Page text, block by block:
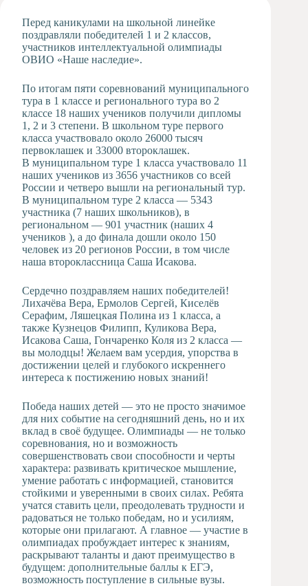
студия
Музыкальное
отделение
Служба
Тьюторская
служба
Перед каникулами на школьной линейке
поздравляли победителей 1 и 2 классов,
участников интеллектуальной олимпиады
ОВИО «Наше наследие».
По итогам пяти соревнований муниципального
тура в 1 классе и регионального тура во 2
классе 18 наших учеников получили дипломы
1, 2 и 3 степени. В школьном туре первого
класса участвовало около 26000 тысяч
первоклашек и 33000 второклашек.
В муниципальном туре 1 класса участвовало 11
наших учеников из 3656 участников со всей
России и четверо вышли на региональный тур.
В муниципальном туре 2 класса — 5343
участника (7 наших школьников), в
региональном — 901 участник (наших 4
учеников ), а до финала дошли около 150
человек из 20 регионов России, в том числе
наша второклассница Саша Исакова.
Сердечно поздравляем наших победителей!
Лихачёва Вера, Ермолов Сергей, Киселёв
Серафим, Ляшецкая Полина из 1 класса, а
также Кузнецов Филипп, Куликова Вера,
Исакова Саша, Гончаренко Коля из 2 класса —
вы молодцы! Желаем вам усердия, упорства в
достижении целей и глубокого искреннего
интереса к постижению новых знаний!
Победа наших детей — это не просто значимое
для них событие на сегодняшний день, но и их
вклад в своё будущее. Олимпиады — не только
соревнования, но и возможность
совершенствовать свои способности и черты
характера: развивать критическое мышление,
умение работать с информацией, становится
стойкими и уверенными в своих силах. Ребята
учатся ставить цели, преодолевать трудности и
радоваться не только победам, но и усилиям,
которые они прилагают. А главное — участие в
олимпиадах пробуждает интерес к знаниям,
раскрывают таланты и дают преимущество в
будущем: дополнительные баллы к ЕГЭ,
возможность поступление в сильные вузы.